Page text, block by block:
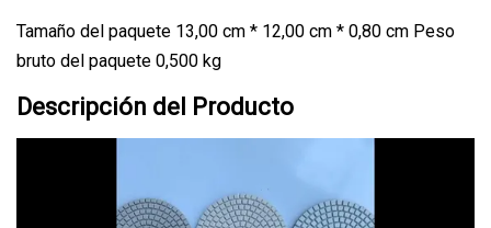
Tamaño del paquete 13,00 cm * 12,00 cm * 0,80 cm Peso
bruto del paquete 0,500 kg
Descripción del Producto